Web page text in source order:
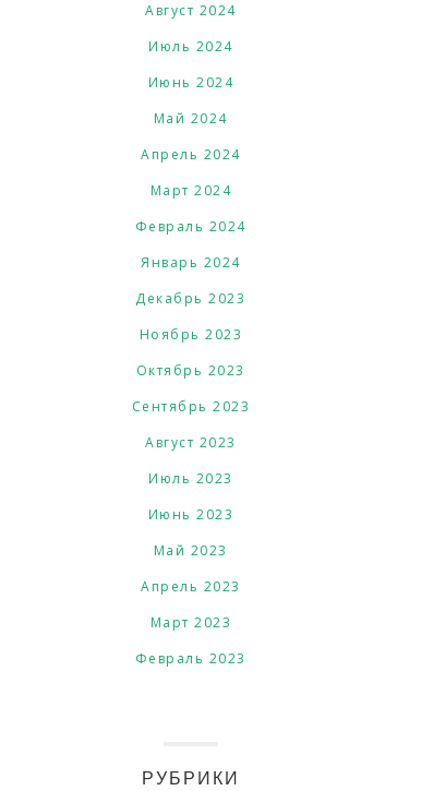
Август 2024
Июль 2024
Июнь 2024
Май 2024
Апрель 2024
Март 2024
Февраль 2024
Январь 2024
Декабрь 2023
Ноябрь 2023
Октябрь 2023
Сентябрь 2023
Август 2023
Июль 2023
Июнь 2023
Май 2023
Апрель 2023
Март 2023
Февраль 2023
РУБРИКИ